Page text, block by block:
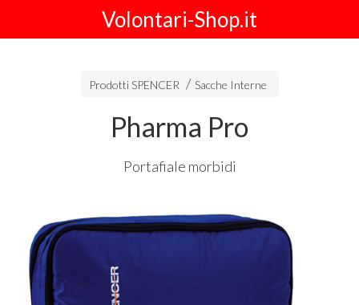
Volontari-Shop.it
Prodotti SPENCER Sacche Interne
Pharma Pro
Portafiale morbidi